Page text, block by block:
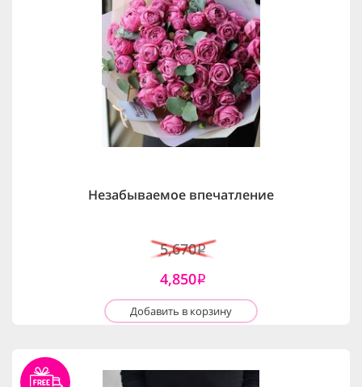
Незабываемое впечатление
5,670i
4,850i
Добавить в корзину